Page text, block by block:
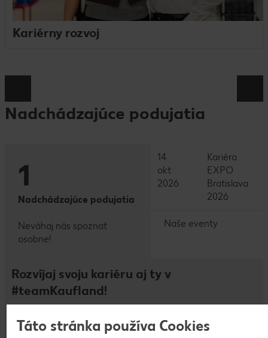
Kariérny rozvoj
Nadchádzajúce podujatia
1
Nadchádzajúce podujatia
Neváhaj nás spoznať
osobne!
14.
okt
2026
Kariéra
EXPO
Bratislava
2026
Naše eventy
Rozvíjaj svoju kariéru aj ty v
#teamKaufland!
Využi možnosť privyrobiť si alebo zažiar ako manažér.
Pridaj sa k nám.
Táto stránka používa Cookies